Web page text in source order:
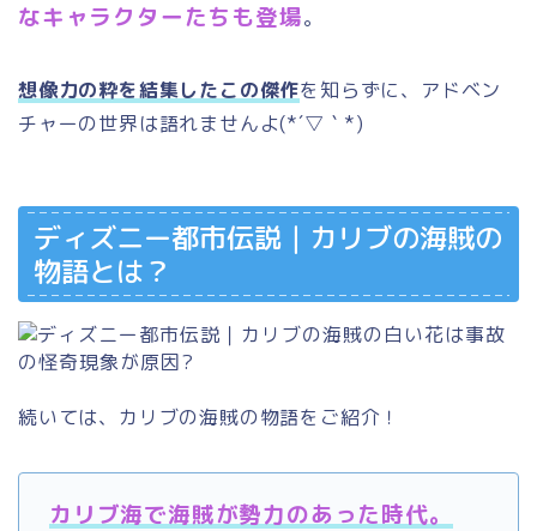
なキャラクターたちも登場。
想像力の粋を結集したこの傑作を知らずに、アドベン
チャーの世界は語れませんよ(*´▽｀*)
ディズニー都市伝説｜カリブの海賊の
物語とは？
続いては、カリブの海賊の物語をご紹介！
カリブ海で海賊が勢力のあった時代。